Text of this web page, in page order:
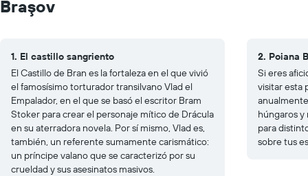
Braşov
1. El castillo sangriento
El Castillo de Bran es la fortaleza en el que vivió
el famosísimo torturador transilvano Vlad el
Empalador, en el que se basó el escritor Bram
Stoker para crear el personaje mítico de Drácula
en su aterradora novela. Por sí mismo, Vlad es,
también, un referente sumamente carismático:
un príncipe valano que se caracterizó por su
crueldad y sus asesinatos masivos.
2. Poiana
Si eres
visitar esta
húngaros y
para
sobre tus